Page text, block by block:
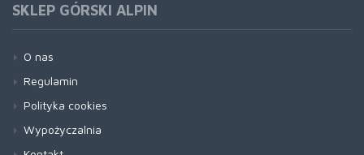
SKLEP GÓRSKI ALPIN
O nas
Regulamin
Polityka cookies
Wypożyczalnia